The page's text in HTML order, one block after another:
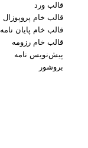
قالب ورد
قالب خام پروپوزال
قالب خام پایان نامه
قالب خام رزومه
پیش‌نویس نامه
بروشور